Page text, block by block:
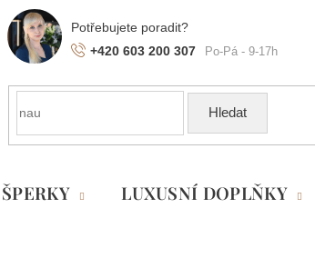
+420 603 200 307
Hledat
ŠPERKY LUXUSNÍ DOPLŇKY